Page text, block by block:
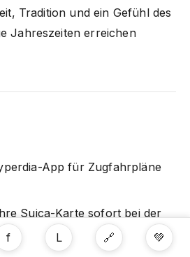
Tradition und ein Gefühl des
Jahreszeiten erreichen
App für Zugfahrpläne
Suica-Karte sofort bei der
f L 🔗 💚